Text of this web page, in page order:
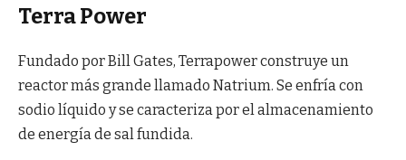
Terra Power
Fundado por Bill Gates, Terrapower construye un
reactor más grande llamado Natrium. Se enfría con
sodio líquido y se caracteriza por el almacenamiento
de energía de sal fundida.